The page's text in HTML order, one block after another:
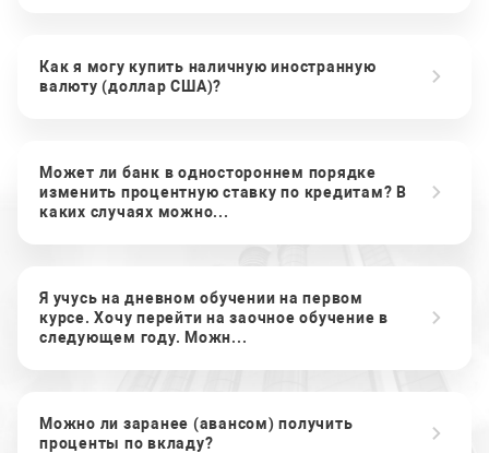
Как я могу купить наличную иностранную
валюту (доллар США)?
Может ли банк в одностороннем порядке
изменить процентную ставку по кредитам? В
каких случаях можно...
Я учусь на дневном обучении на первом
курсе. Хочу перейти на заочное обучение в
следующем году. Можн...
Можно ли заранее (авансом) получить
проценты по вкладу?